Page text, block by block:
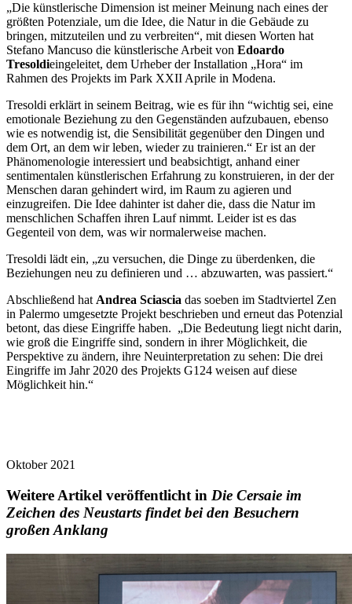
„Die künstlerische Dimension ist meiner Meinung nach eines der
größten Potenziale, um die Idee, die Natur in die Gebäude zu
bringen, mitzuteilen und zu verbreiten“, mit diesen Worten hat
Stefano Mancuso die künstlerische Arbeit von Edoardo
Tresoldieingeleitet, dem Urheber der Installation „Hora“ im
Rahmen des Projekts im Park XXII Aprile in Modena.
Tresoldi erklärt in seinem Beitrag, wie es für ihn “wichtig sei, eine
emotionale Beziehung zu den Gegenständen aufzubauen, ebenso
wie es notwendig ist, die Sensibilität gegenüber den Dingen und
dem Ort, an dem wir leben, wieder zu trainieren.“ Er ist an der
Phänomenologie interessiert und beabsichtigt, anhand einer
sentimentalen künstlerischen Erfahrung zu konstruieren, in der der
Menschen daran gehindert wird, im Raum zu agieren und
einzugreifen. Die Idee dahinter ist daher die, dass die Natur im
menschlichen Schaffen ihren Lauf nimmt. Leider ist es das
Gegenteil von dem, was wir normalerweise machen.
Tresoldi lädt ein, „zu versuchen, die Dinge zu überdenken, die
Beziehungen neu zu definieren und … abzuwarten, was passiert.“
Abschließend hat Andrea Sciascia das soeben im Stadtviertel Zen
in Palermo umgesetzte Projekt beschrieben und erneut das Potenzial
betont, das diese Eingriffe haben. „Die Bedeutung liegt nicht darin,
wie groß die Eingriffe sind, sondern in ihrer Möglichkeit, die
Perspektive zu ändern, ihre Neuinterpretation zu sehen: Die drei
Eingriffe im Jahr 2020 des Projekts G124 weisen auf diese
Möglichkeit hin.“
Oktober 2021
Weitere Artikel veröffentlicht in Die Cersaie im
Zeichen des Neustarts findet bei den Besuchern
großen Anklang